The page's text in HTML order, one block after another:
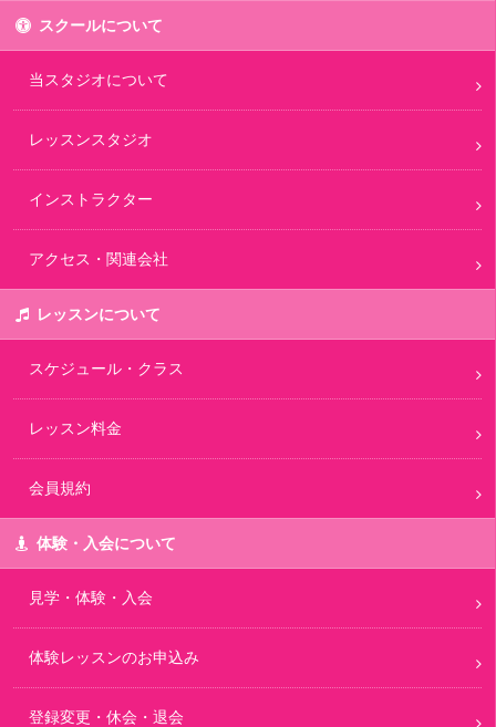
スクールについて
当スタジオについて
レッスンスタジオ
インストラクター
アクセス・関連会社
レッスンについて
スケジュール・クラス
レッスン料金
会員規約
体験・入会について
見学・体験・入会
体験レッスンのお申込み
登録変更・休会・退会